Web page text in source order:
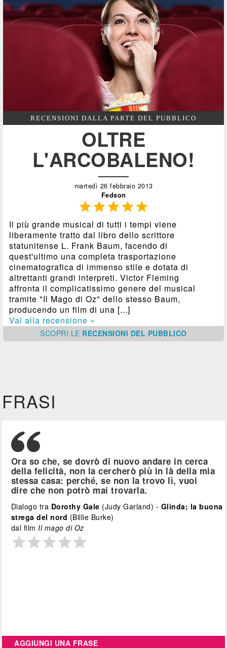
RECENSIONI DALLA PARTE DEL PUBBLICO
OLTRE
L'ARCOBALENO!
martedì 26 febbraio 2013
Fedson

Il più grande musical di tutti i tempi viene
liberamente tratto dal libro dello scrittore
statunitense L. Frank Baum, facendo di
quest'ultimo una completa trasportazione
cinematografica di immenso stile e dotata di
altrettanti grandi interpreti. Victor Fleming
affronta il complicatissimo genere del musical
tramite "Il Mago di Oz" dello stesso Baum,
producendo un film di una [...]
Vai alla recensione »
SCOPRI LE RECENSIONI DEL PUBBLICO
FRASI
Ora so che, se dovrò di nuovo andare in cerca
della felicità, non la cercherò più in là della mia
stessa casa: perché, se non la trovo lì, vuoi
dire che non potrò mai trovarla.
Dialogo tra Dorothy Gale (Judy Garland) - Glinda; la buona
strega del nord (Billie Burke)
dal filmIl mago di Oz
AGGIUNGI UNA FRASE